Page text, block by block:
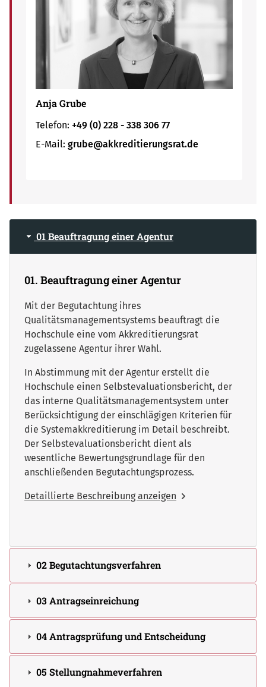
Anja Grube
Telefon: +49 (0) 228 - 338 306 77
E-Mail: grube@akkreditierungsrat.de
01 Beauftragung einer Agentur
01. Beauftragung einer Agentur
Mit der Begutachtung ihres
Qualitätsmanagementsystems beauftragt die
Hochschule eine vom Akkreditierungsrat
zugelassene Agentur ihrer Wahl.
In Abstimmung mit der Agentur erstellt die
Hochschule einen Selbstevaluationsbericht, der
das interne Qualitätsmanagementsystem unter
Berücksichtigung der einschlägigen Kriterien für
die Systemakkreditierung im Detail beschreibt.
Der Selbstevaluationsbericht dient als
wesentliche Bewertungsgrundlage für den
anschließenden Begutachtungsprozess.
Detaillierte Beschreibung anzeigen
02 Begutachtungsverfahren
03 Antragseinreichung
04 Antragsprüfung und Entscheidung
05 Stellungnahmeverfahren